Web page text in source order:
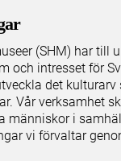
(SHM) har till
och intresset för
det kulturarv
Vår verksamhet
människor i
vi förvaltar